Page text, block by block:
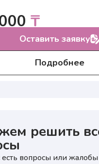
Оставить заявку
Подробнее
₸
решить
есть вопросы или